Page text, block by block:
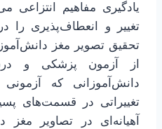
یادگیری مفاهیم انتزاعی
تغییر و انعطاف‌پذیری
تحقیق تصویر مغز
از آزمون پزشکی و
دانش‌آموزانی که آزمونی
تغییراتی در قسمت‌های
آهیانه‌ای در تصاویر